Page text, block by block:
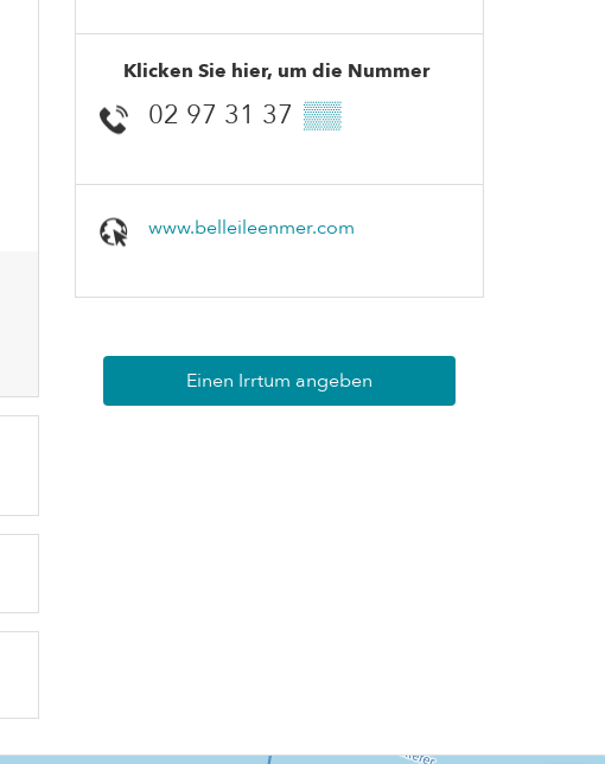
Klicken Sie hier, um die Nummer
02 97 31 37 ▒▒
www.belleileenmer.com
Einen Irrtum angeben